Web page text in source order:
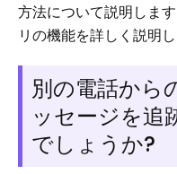
方法について説明しま
リの機能を詳しく説明
別の電話から
ッセージを追
でしょうか?